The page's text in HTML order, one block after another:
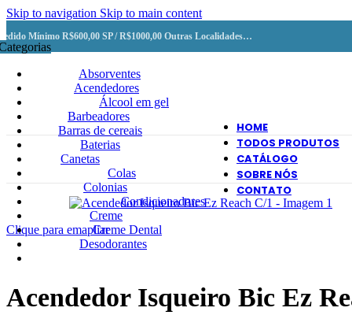
Skip to navigation Skip to main content
Mínimo R$600,00 SP / R$1000,00 Outras Localidades…
Absorventes
Acendedores
Álcool em gel
Barbeadores
Barras de cereais
Baterias
Canetas
Colas
Colonias
Condicionadores
Creme
Creme Dental
Desodorantes
HOME
TODOS PRODUTOS
CATÁLOGO
SOBRE NÓS
CONTATO
Clique para emapliar
Acendedor Isqueiro Bic Ez